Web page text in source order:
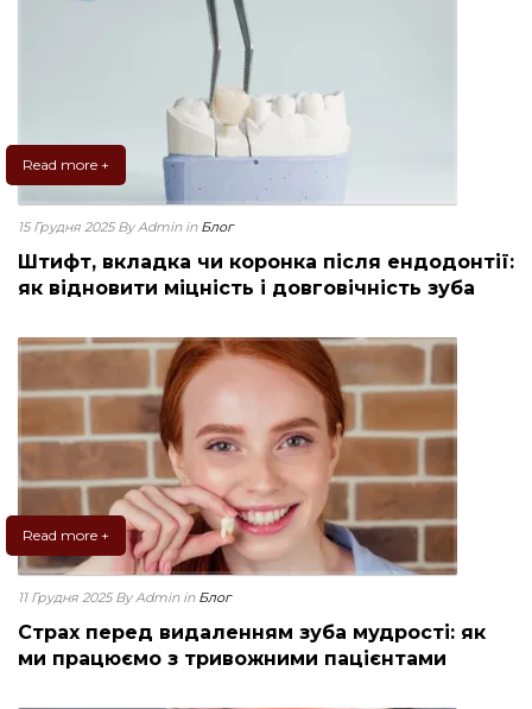
Read more +
15 Грудня 2025 By Admin in Блог
Штифт, вкладка чи коронка після ендодонтії:
як відновити міцність і довговічність зуба
Read more +
11 Грудня 2025 By Admin in Блог
Страх перед видаленням зуба мудрості: як
ми працюємо з тривожними пацієнтами